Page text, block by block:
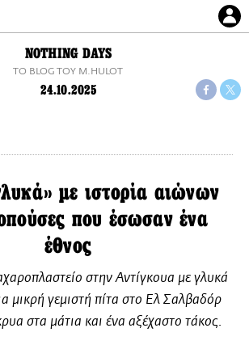
NOTHING DAYS
TO BLOG ΤΟΥ M.HULOT
24.10.2025
με ιστορία αιώνων
που έσωσαν ένα
έθνος
στην Αντίγκουα με γλυκά
μικρή γεμιστή πίτα στο Ελ Σαλβαδόρ
στα μάτια και ένα αξέχαστο τάκος.